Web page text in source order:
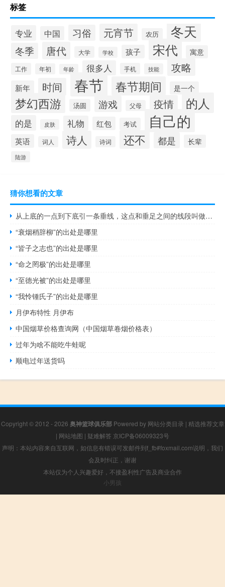
标签
专业 中国 习俗 元宵节 农历 冬天
冬季 唐代 大学 学校 孩子 宋代 寓意
工作 年初 年龄 很多人 手机 技能 攻略
新年 时间 春节 春节期间 是一个
梦幻西游 汤圆 游戏 父母 疫情 的人
的是 皮肤 礼物 红包 考试 自己的
英语 词人 诗人 诗词 还不 都是 长辈
陆游
猜你想看的文章
从上底的一点到下底引一条垂线，这点和垂足之间的线段叫做梯形的
“衰烟稍辞柳”的出处是哪里
“皆子之志也”的出处是哪里
“命之罔极”的出处是哪里
“至德光被”的出处是哪里
“我怜锺氏子”的出处是哪里
月伊布特性 月伊布
中国烟草价格查询网（中国烟草卷烟价格表）
过年为啥不能吃牛蛙呢
顺电过年送货吗
Copyright © 2012 - 2026 奥神篮球俱乐部Powered by 网站分类目录 | 精选推荐文章
| 网站地图 | 疑难解答 京ICP备06009323号
声明：本站内容来自互联网，如信息有错误可发邮件到f_fb#foxmail.com说明，我们
会及时纠正，谢谢
本站仅为个人兴趣爱好，不接盈利性广告及商业合作
小男孩